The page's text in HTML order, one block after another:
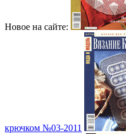
Новое на сайте:
крючком №03-2011